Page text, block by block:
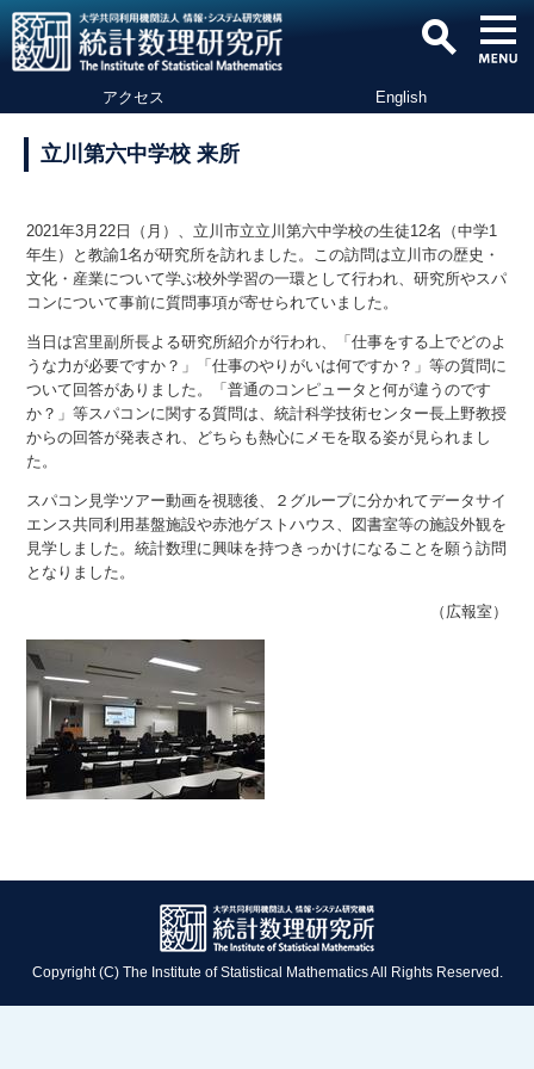
アクセス English
立川第六中学校 来所
2021年3月22日（月）、立川市立立川第六中学校の生徒12名（中学1
年生）と教諭1名が研究所を訪れました。この訪問は立川市の歴史・
文化・産業について学ぶ校外学習の一環として行われ、研究所やスパ
コンについて事前に質問事項が寄せられていました。
当日は宮里副所長よる研究所紹介が行われ、「仕事をする上でどのよ
うな力が必要ですか？」「仕事のやりがいは何ですか？」等の質問に
ついて回答がありました。「普通のコンピュータと何が違うのです
か？」等スパコンに関する質問は、統計科学技術センター長上野教授
からの回答が発表され、どちらも熱心にメモを取る姿が見られまし
た。
スパコン見学ツアー動画を視聴後、２グループに分かれてデータサイ
エンス共同利用基盤施設や赤池ゲストハウス、図書室等の施設外観を
見学しました。統計数理に興味を持つきっかけになることを願う訪問
となりました。
（広報室）
Copyright (C) The Institute of Statistical Mathematics All Rights Reserved.